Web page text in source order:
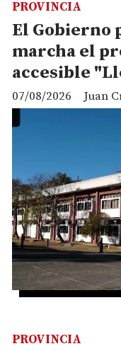
El Gobierno
marcha el
accesible
Juan
PROVINCIA
07/08/2026
PROVINCIA